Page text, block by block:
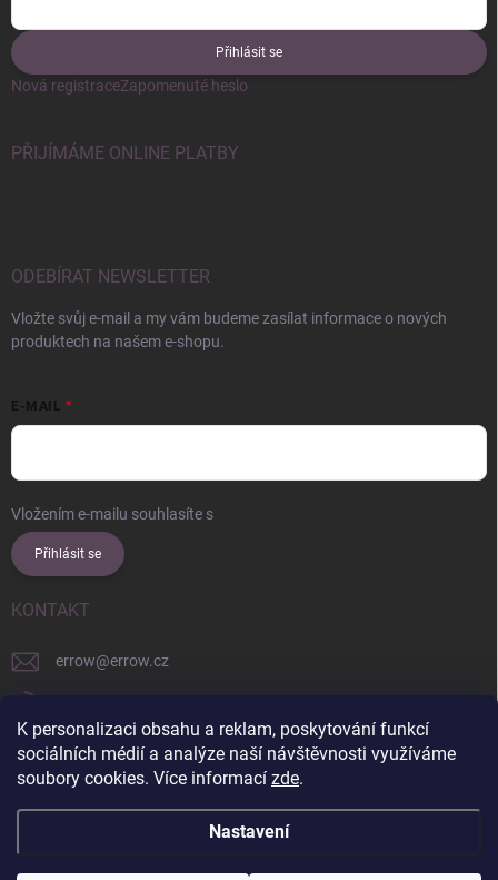
K personalizaci obsahu a reklam, poskytování funkcí
sociálních médií a analýze naší návštěvnosti využíváme
soubory cookies. Více informací zde.
Nastavení
Přihlásit se
Nová registraceZapomenuté heslo
PŘIJÍMÁME ONLINE PLATBY
ODEBÍRAT NEWSLETTER
Vložte svůj e-mail a my vám budeme zasílat informace o nových
produktech na našem e-shopu.
E-MAIL
Vložením e-mailu souhlasíte s
Přihlásit se
KONTAKT
errow@errow.cz
explore/locations/957228892/